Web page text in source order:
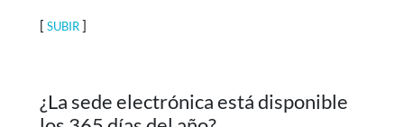
[ SUBIR]
¿La sede electrónica está disponible